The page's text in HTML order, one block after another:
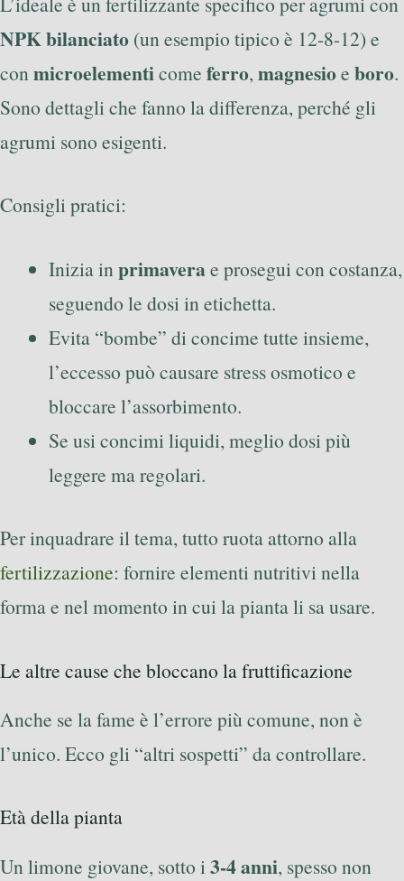
NPK bilanciato (un esempio tipico è 12-8-12) e
conmicroelementicome ferro, magnesioe boro.
Sono dettagli che fanno la differenza, perché gli
agrumi sono esigenti.
Consigli pratici:
Inizia inprimaverae prosegui con costanza,
seguendo le dosi in etichetta.
Evita “bombe” di concime tutte insieme,
l’eccesso può causare stress osmotico e
bloccare l’assorbimento.
Se usi concimi liquidi, meglio dosi più
leggere ma regolari.
Per inquadrare il tema, tutto ruota attorno alla
fertilizzazione: fornire elementi nutritivi nella
forma e nel momento in cui la pianta li sa usare.
Le altre cause che bloccano la fruttificazione
Anche se la fame è l’errore più comune, non è
l’unico. Ecco gli “altri sospetti” da controllare.
Età della pianta
Un limone giovane, sotto i3-4 anni, spesso non